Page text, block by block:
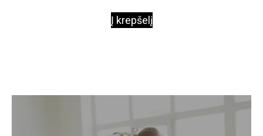
Į krepšelį